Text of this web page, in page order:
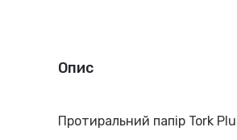
Опис
Протиральний папір Tork